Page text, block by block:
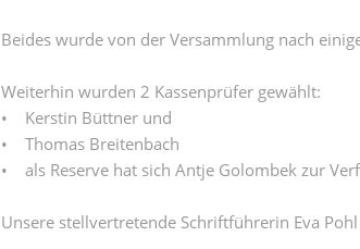
Beides wurde von der Versammlung nach
Weiterhin wurden 2 Kassenprüfer gewählt:
• Kerstin Büttner und
• Thomas Breitenbach
• als Reserve hat sich Antje Golombek zur
Unsere stellvertretende Schriftführerin Eva